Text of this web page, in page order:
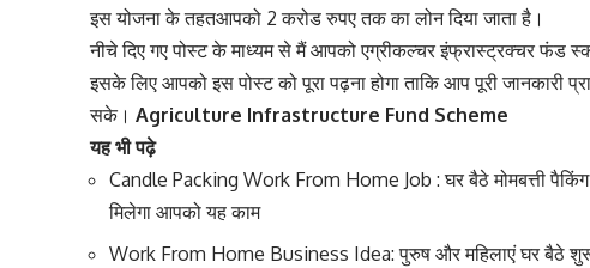
इस योजना के तहतआपको 2 करोड रुपए तक का लोन दिया जाता है।
नीचे दिए गए पोस्ट के माध्यम से मैं आपको एग्रीकल्चर इंफ्रास्ट्रक्चर फंड
इसके लिए आपको इस पोस्ट को पूरा पढ़ना होगा ताकि आप पूरी
सके।Agriculture Infrastructure Fund Scheme
यह भी पढ़े
Candle Packing Work From Home Job : घर बैठे मोमबत्ती
मिलेगा आपको यह काम
Work From Home Business Idea: पुरुष और महिलाएं घर